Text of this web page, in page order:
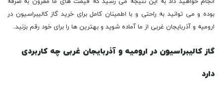
گاز کالیبراسیون در ارومیه و آذربایجان غربی چه کاربردی
دارد